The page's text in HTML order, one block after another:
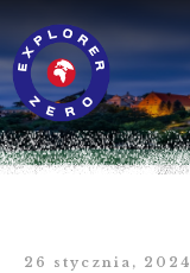
26 stycznia, 2024